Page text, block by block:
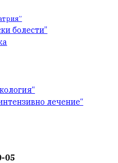
болести”
лечение“
05